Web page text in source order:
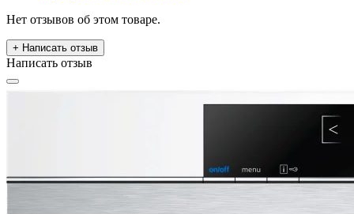
Нет отзывов об этом товаре.
+ Написать отзыв
Написать отзыв